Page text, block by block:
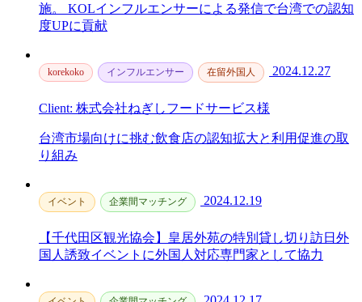
施。 KOLインフルエンサーによる発信で台湾での認知
度UPに貢献
korekoko インフルエンサー 在留外国人 2024.12.27
Client: 株式会社ねぎしフードサービス様
台湾市場向けに挑む飲食店の認知拡大と利用促進の取
り組み
イベント 企業間マッチング 2024.12.19
【千代田区観光協会】皇居外苑の特別貸し切り訪日外
国人誘致イベントに外国人対応専門家として協力